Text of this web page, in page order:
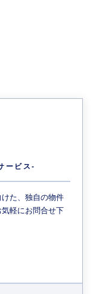
ービス-
た、独自の物件
軽にお問合せ下